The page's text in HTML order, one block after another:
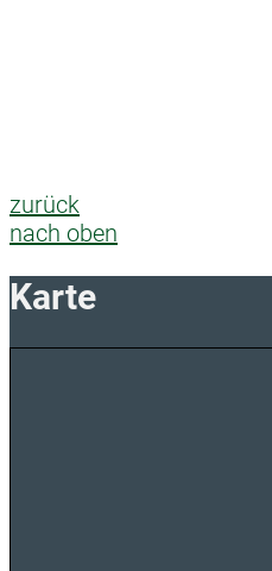
zurück
nach oben
Karte